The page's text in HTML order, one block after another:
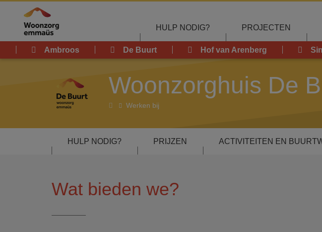
HULP NODIG? PROJECTEN
Ambroos De Buurt Hof van Arenberg
Woonzorghuis De
Woonzorghuis
Buurt
Werken bij
HULP NODIG? PRIJZEN ACTIVITEITEN EN
Wat bieden we?